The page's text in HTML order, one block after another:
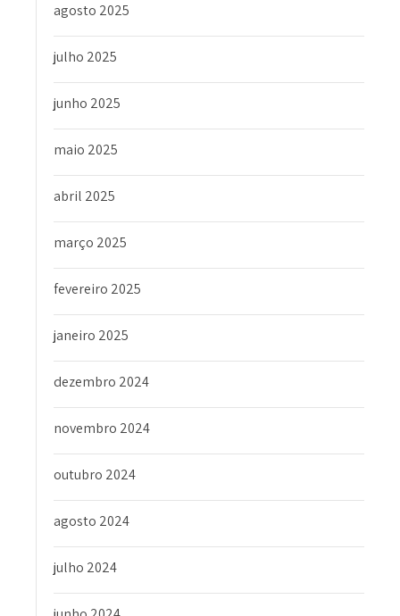
agosto 2025
julho 2025
junho 2025
maio 2025
abril 2025
março 2025
fevereiro 2025
janeiro 2025
dezembro 2024
novembro 2024
outubro 2024
agosto 2024
julho 2024